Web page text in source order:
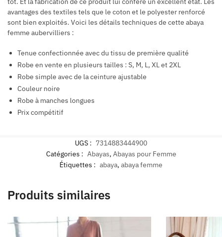
avantages des textiles tels que le coton et le polyester renforcé
sont bien exploités. Voici les détails techniques de cette abaya
femme aubervilliers :
Tenue confectionnée avec du tissu de première qualité
Robe en vente en plusieurs tailles : S, M, L, XL et 2XL
Robe simple avec de la ceinture ajustable
Couleur noire
Robe à manches longues
Prix compétitif
UGS : 7314883444900
Catégories : Abayas, Abayas pour Femme
Étiquettes : abaya, abaya femme
Produits similaires